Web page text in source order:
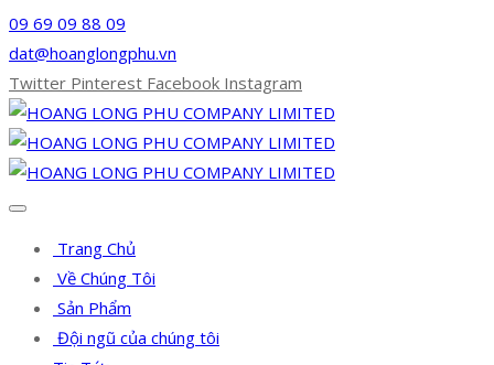
09 69 09 88 09
dat@hoanglongphu.vn
Twitter Pinterest Facebook Instagram
Trang Chủ
Về Chúng Tôi
Sản Phẩm
Đội ngũ của chúng tôi